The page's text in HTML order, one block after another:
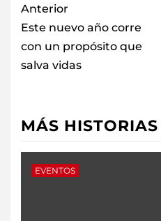
Anterior
Este nuevo año corre
con un propósito que
salva vidas
MÁS HISTORIAS
EVENTOS